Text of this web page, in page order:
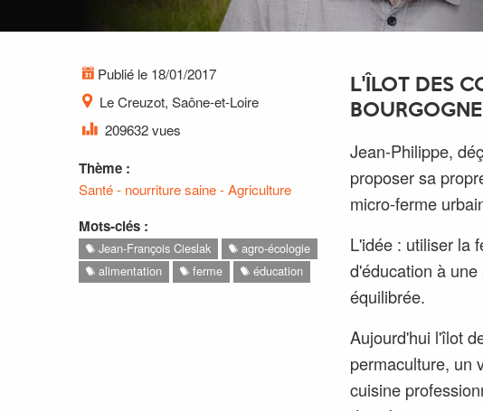
Publié le 18/01/2017
Le Creuzot, Saône-et-Loire
209632 vues
Thème :
Santé - nourriture saine - Agriculture
Mots-clés :
Jean-François Cieslak
agro-écologie
alimentation
ferme éducation
L'ÎLOT DES
BOURGOGNE
Jean-Philippe,
proposer sa
micro-ferme
L'idée : utiliser la
d'éducation à
équilibrée.
Aujourd'hui l'îlot
permaculture, un
cuisine